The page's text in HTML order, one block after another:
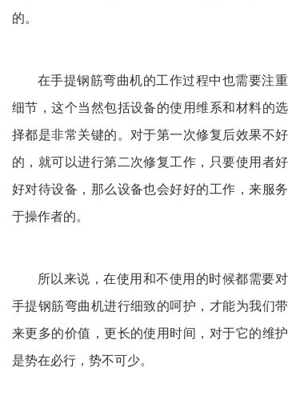
的。
在手提钢筋弯曲机的工作过程中也需要注重
细节，这个当然包括设备的使用维系和材料的选
择都是非常关键的。对于第一次修复后效果不好
的，就可以进行第二次修复工作，只要使用者好
好对待设备，那么设备也会好好的工作，来服务
于操作者的。
所以来说，在使用和不使用的时候都需要对
手提钢筋弯曲机进行细致的呵护，才能为我们带
来更多的价值，更长的使用时间，对于它的维护
是势在必行，势不可少。